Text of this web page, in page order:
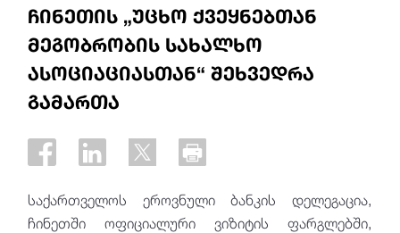
ჩინეთის „უცხო ქვეყნებთან
მეგობრობის სახალხო
ასოციაციასთან“ შეხვედრა
გამართა
საქართველოს ეროვნული ბანკის დელეგაცია,
ჩინეთში ოფიციალური ვიზიტის ფარგლებში,